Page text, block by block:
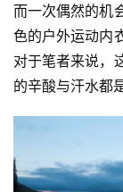
而一次偶然的机
色的户外运动内
对于笔者来说，
的辛酸与汗水都